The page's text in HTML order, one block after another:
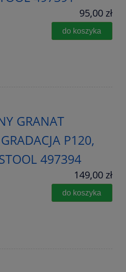
95,00 zł
do koszyka
GRANAT
P120,
497394
149,00 zł
do koszyka